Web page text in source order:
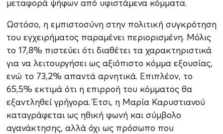
μεταφορά ψήφων από υφιστάμενα κόμματα.
Ωστόσο, η εμπιστοσύνη στην πολιτική συγκρότηση
του εγχειρήματος παραμένει περιορισμένη. Μόλις
το 17,8% πιστεύει ότι διαθέτει τα χαρακτηριστικά
για να λειτουργήσει ως αξιόπιστο κόμμα εξουσίας,
ενώ το 73,2% απαντά αρνητικά. Επιπλέον, το
65,5% εκτιμά ότι η επιρροή του κόμματος θα
εξαντληθεί γρήγορα. Έτσι, η Μαρία Καρυστιανού
καταγράφεται ως ηθική φωνή και σύμβολο
αγανάκτησης, αλλά όχι ως πρόσωπο που